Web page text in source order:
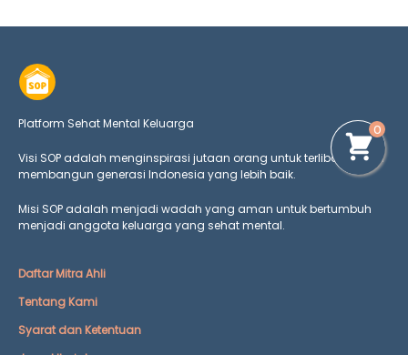
0
Platform Sehat Mental Keluarga
Visi SOP adalah menginspirasi jutaan orang untuk terlibat dalam
membangun generasi Indonesia yang lebih baik.
Misi SOP adalah menjadi wadah yang aman untuk bertumbuh
menjadi anggota keluarga yang sehat mental.
Daftar Mitra Ahli
Tentang Kami
Syarat dan Ketentuan